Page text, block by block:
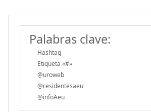
Palabras clave:
Hashtag
Etiqueta «#»
@uroweb
@residentesaeu
@infoAeu